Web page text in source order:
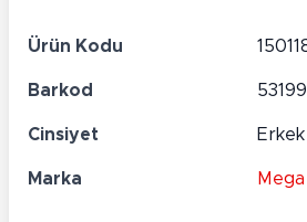
Ürün Kodu
Barkod
Cinsiyet
Marka Mega